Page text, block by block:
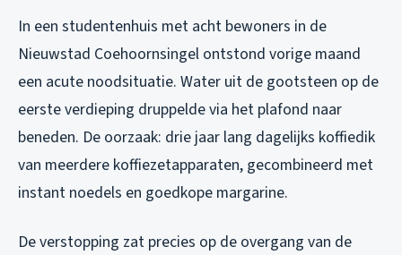
In een studentenhuis met acht bewoners in de
Nieuwstad Coehoornsingel ontstond vorige maand
een acute noodsituatie. Water uit de gootsteen op de
eerste verdieping druppelde via het plafond naar
beneden. De oorzaak: drie jaar lang dagelijks koffiedik
van meerdere koffiezetapparaten, gecombineerd met
instant noedels en goedkope margarine.
De verstopping zat precies op de overgang van de